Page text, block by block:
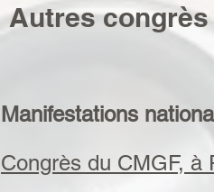
Autres
Manifestations
Congrès du CMGF, à